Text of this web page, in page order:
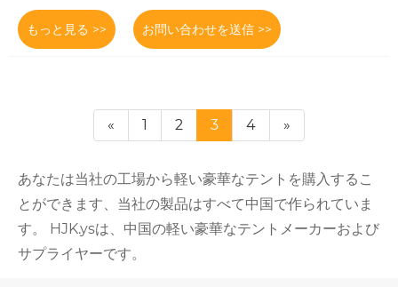
もっと見る >> お問い合わせを送信 >>
« 1 2 3 4 »
あなたは当社の工場から軽い豪華なテントを購入するこ
とができます、当社の製品はすべて中国で作られていま
す。 HJK.ysは、中国の軽い豪華なテントメーカーおよび
サプライヤーです。